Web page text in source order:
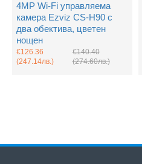
4MP Wi-Fi управляема
камера Ezviz CS-H90 с
два обектива, цветен
нощен
€126.36
(247.14лв.)
€140.40
(274.60лв.)